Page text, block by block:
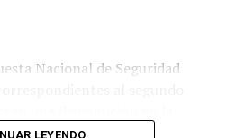
Nacional de Seguridad
de la población de 18 años y
LEYENDO